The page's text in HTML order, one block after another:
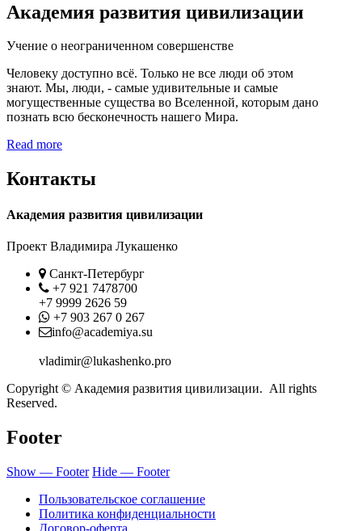
Академия развития цивилизации
Учение о неограниченном совершенстве
Человеку доступно всё. Только не все люди об этом
знают. Мы, люди, - самые удивительные и самые
могущественные существа во Вселенной, которым дано
познать всю бесконечность нашего Мира.
Read more
Контакты
Академия развития цивилизации
Проект Владимира Лукашенко
Location
Санкт-Петербург
Phone
+7 921 7478700
+7 9999 2626 59
Whatsapp
+7 903 267 0 267
Contact
info@academiya.su
vladimir@lukashenko.pro
Copyright © Академия развития цивилизации. All rights
Reserved.
Footer
Show — Footer Hide — Footer
Пользовательское соглашение
Политика конфиденциальности
Договор-оферта